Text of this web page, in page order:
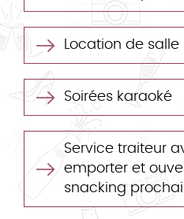
Location de salle
Soirées karaoké
Service traiteur
emporter et
snacking